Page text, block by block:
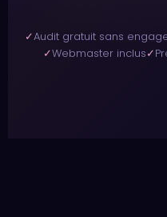
✓Audit gratuit sans
✓Webmaster inclus✓